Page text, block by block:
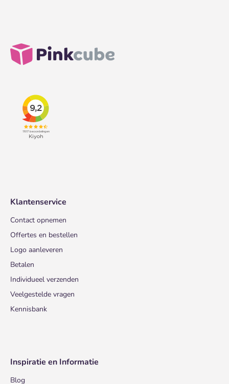
Klantenservice
Contact opnemen
Offertes en bestellen
Logo aanleveren
Betalen
Individueel verzenden
Veelgestelde vragen
Kennisbank
Inspiratie en Informatie
Blog